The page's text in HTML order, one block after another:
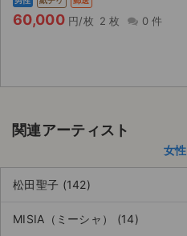
60,000 円/枚 2 枚 0 件
関連アーティスト
女
松田聖子 (142)
MISIA（ミーシャ） (14)